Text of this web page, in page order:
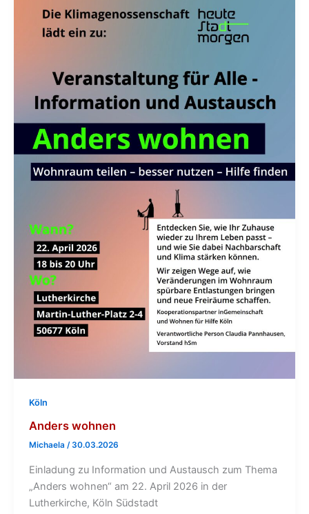
Köln
Anders wohnen
Michaela /30.03.2026
Einladung zu Information und Austausch zum Thema
„Anders wohnen“ am 22. April 2026 in der
Lutherkirche, Köln Südstadt